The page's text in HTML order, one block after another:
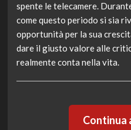
spente le telecamere.
come questo periodo si sia
opportunità per la sua
dare il giusto valore alle
realmente conta nella vita.
Continua